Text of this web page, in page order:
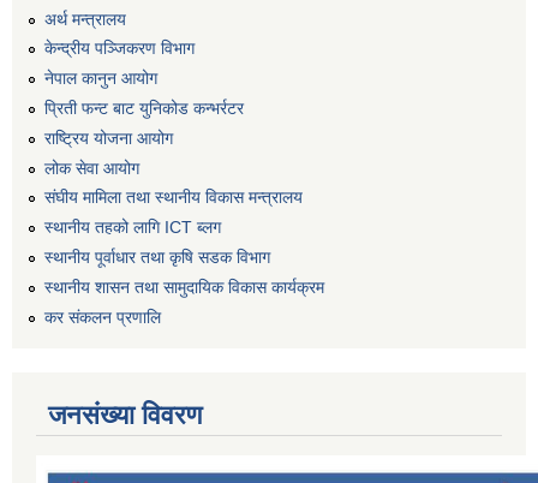
अर्थ मन्त्रालय
केन्द्रीय पञ्जिकरण विभाग
नेपाल कानुन आयोग
प्रिती फन्ट बाट युनिकोड कन्भर्रटर
राष्ट्रिय योजना आयोग
लोक सेवा आयोग
संघीय मामिला तथा स्थानीय विकास मन्त्रालय
स्थानीय तहको लागि ICT ब्लग
स्थानीय पूर्वाधार तथा कृषि सडक विभाग
स्थानीय शासन तथा सामुदायिक विकास कार्यक्रम
कर स‌ंकलन प्रणालि
जनसंख्या विवरण